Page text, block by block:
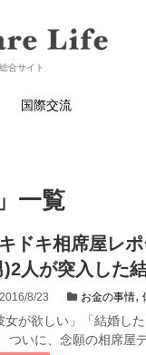
合サイト
国際交流
一覧
キドキ相席屋レ
)2人が突入した結
2016/8/23 お金の事情,
女が欲しい」「結婚し
ついに、念願の相席屋